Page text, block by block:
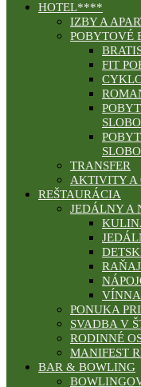
HOTEL****
IZBY A
POBYTOVÉ
FIT
TRANSFER
AKTIVITY A
REŠTAURÁCIA
JEDÁLNY A
PONUKA
SVADBA V
RODINNÉ
MANIFEST
BAR & BOWLING